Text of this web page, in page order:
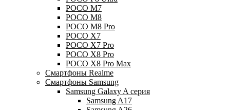
POCO M7
POCO M8
POCO M8 Pro
POCO X7
POCO X7 Pro
POCO X8 Pro
POCO X8 Pro Max
Смартфоны Realme
Смартфоны Samsung
Samsung Galaxy A серия
Samsung A17